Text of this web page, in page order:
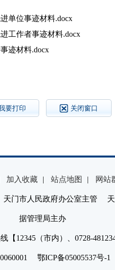
单位事迹材料.docx
工作者事迹材料.docx
迹材料.docx
要打印 关闭窗口
加入收藏 | 站点地图 | 网站
门市人民政府办公室主管 天
据管理局主办
【12345（市内）、0728-
鄂ICP备05005537号